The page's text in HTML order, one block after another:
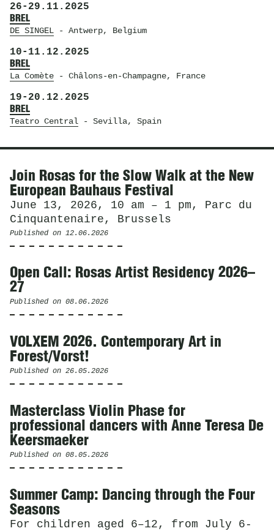
26- 29.11.2025
BREL
DE SINGEL- Antwerp, Belgium
10- 11.12.2025
BREL
La Comète- Châlons-en-Champagne, France
19- 20.12.2025
BREL
Teatro Central- Sevilla, Spain
News
Join Rosas for the Slow Walk at the New
European Bauhaus Festival
June 13, 2026, 10 am – 1 pm, Parc du
Cinquantenaire, Brussels
Published on 12.06.2026
Open Call: Rosas Artist Residency 2026–
27
Published on 08.06.2026
VOLXEM 2026. Contemporary Art in
Forest/Vorst!
Published on 26.05.2026
Masterclass Violin Phase for
professional dancers with Anne Teresa De
Keersmaeker
Published on 08.05.2026
Summer Camp: Dancing through the Four
Seasons
For children aged 6–12, from July 6-